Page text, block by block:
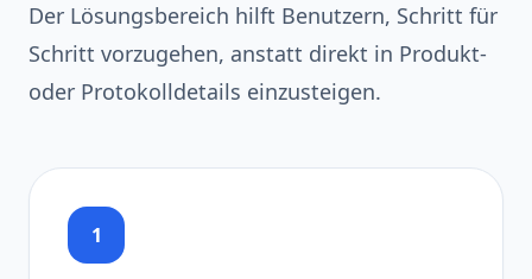
Der Lösungsbereich hilft Benutzern, Schritt für
Schritt vorzugehen, anstatt direkt in Produkt-
oder Protokolldetails einzusteigen.
1